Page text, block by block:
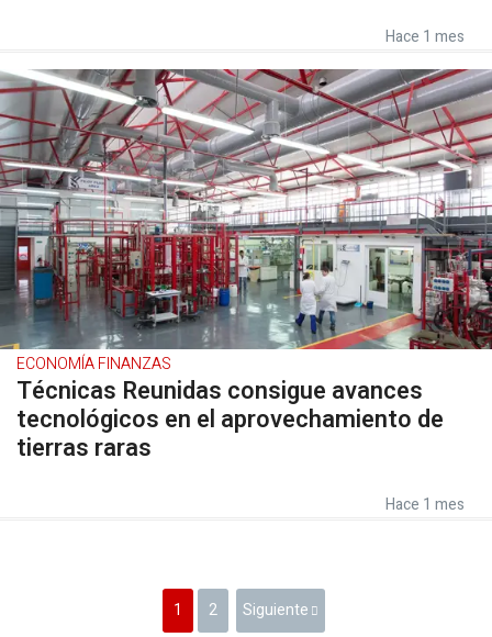
Hace 1 mes
ECONOMÍA FINANZAS
Técnicas Reunidas consigue avances
tecnológicos en el aprovechamiento de
tierras raras
Hace 1 mes
1 2 Siguiente